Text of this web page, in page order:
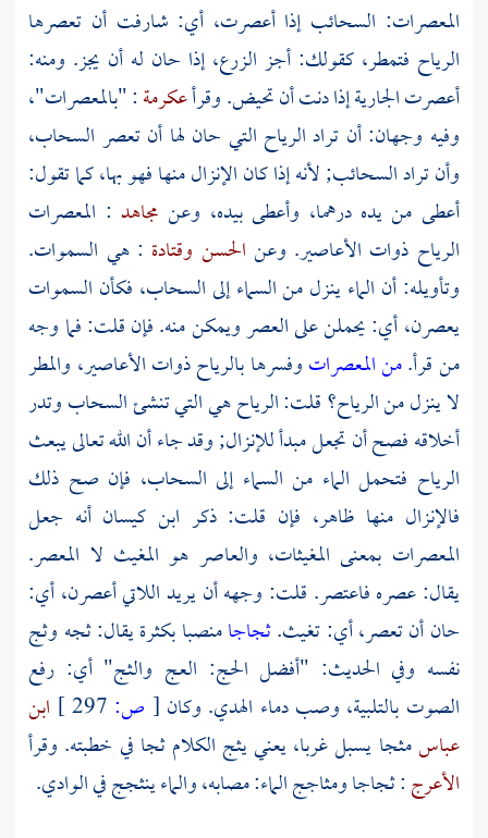
المعصرات: السحائب إذا أعصرت، أي: شارفت أن تعصرها
الرياح فتمطر، كقولك: أجز الزرع، إذا حان له أن يجز. ومنه:
أعصرت الجارية إذا دنت أن تحيض. وقرأعكرمة: "بالمعصرات"،
وفيه وجهان: أن تراد الرياح التي حان لها أن تعصر السحاب،
وأن تراد السحائب; لأنه إذا كان الإنزال منها فهو بها، كما تقول:
أعطى من يده درهما، وأعطى بيده، وعن مجاهد : المعصرات
الرياح ذوات الأعاصير. وعن الحسن وقتادة : هي السموات.
وتأويله: أن الماء ينزل من السماء إلى السحاب، فكأن السموات
يعصرن، أي: يحملن على العصر ويمكن منه. فإن قلت: فما وجه
من قرأ.من المعصراتوفسرها بالرياح ذوات الأعاصير، والمطر
لا ينزل من الرياح؟ قلت: الرياح هي التي تنشئ السحاب وتدر
أخلاقه فصح أن تجعل مبدأ للإنزال; وقد جاء أن الله تعالى يبعث
الرياح فتحمل الماء من السماء إلى السحاب، فإن صح ذلك
فالإنزال منها ظاهر، فإن قلت: ذكر ابن كيسان أنه جعل
المعصرات بمعنى المغيثات، والعاصر هو المغيث لا المعصر.
يقال: عصره فاعتصر. قلت: وجهه أن يريد اللاتي أعصرن، أي:
حان أن تعصر، أي: تغيث.ثجاجامنصبا بكثرة يقال: ثجه وثج
نفسه وفي الحديث: "أفضل الحج: العج والثج" أي: رفع
الصوت بالتلبية، وصب دماء الهدي. وكان [ ص:
ابن
عباسمثجا يسبل غربا، يعني يثج الكلام ثجا في خطبته. وقرأ
الأعرج: ثجاجا ومثاجج الماء: مصابه، والماء ينثجج في الوادي.